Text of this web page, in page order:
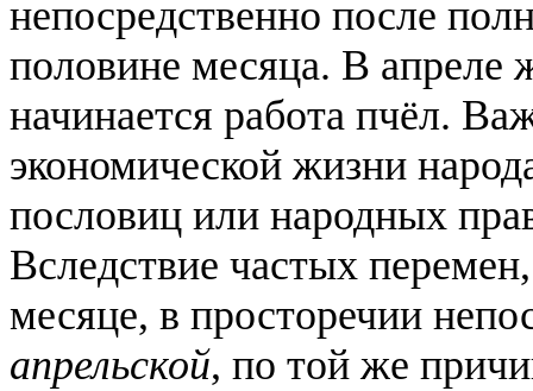
непосредственно после
половине месяца. В апреле
начинается работа пчёл.
экономической жизни
пословиц или народных
Вследствие частых
месяце, в просторечии
апрельской, по той же